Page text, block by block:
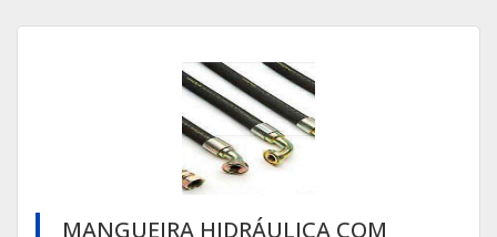
MANGUEIRA HIDRÁULICA COM